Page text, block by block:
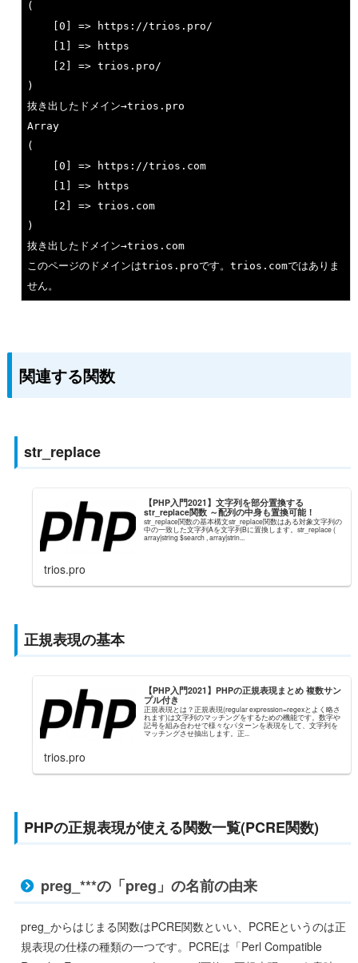
(
0 ] => https: //trios. pro /
1
] => https
2 ] => trios. pro /
)
抜き出したドメイン→trios. pro
Array
(
0 ] => https: //trios. com
1
] => https
2 ] => trios. com
)
抜き出したドメイン→trios. com
このページのドメインはtrios. proです。trios. comではありま
関連する関数
str_replace
【PHP入門2021】文字列を部分置換する
str_replace関数 ～配列の中身も置換可能！
str_replace関数の基本構文str_replace関数はある対象文字列の
中の一致した文字列Aを文字列Bに置換します。str_replace (
array|string $search , array|strin...
trios.pro
正規表現の基本
【PHP入門2021】PHPの正規表現まとめ 複数サン
プル付き
正規表現とは？正規表現(regular expression=regexとよく略さ
れます)は文字列のマッチングをするための機能です。数字や
記号を組み合わせで様々なパターンを表現をして、文字列を
マッチングさせ抽出します。正...
trios.pro
PHPの正規表現が使える関数一覧(PCRE関数)
preg_***の「preg」の名前の由来
preg_からはじまる関数はPCRE関数といい、PCREというのは正
規表現の仕様の種類の一つです。PCREは「Perl Compatible